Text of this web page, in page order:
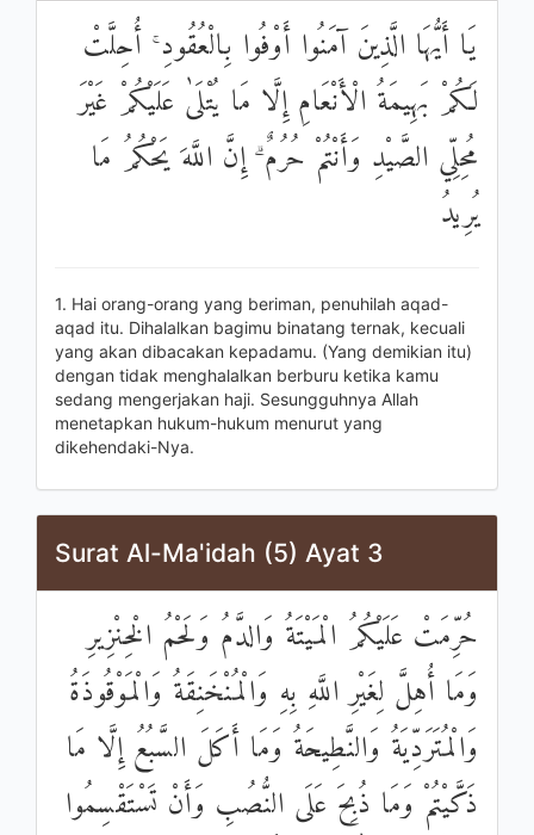
يَا أَيُّهَا الَّذِينَ آمَنُوا أَوْفُوا بِالْعُقُودِ ۚ أُحِلَّتْ
لَكُمْ بَهِيمَةُ الْأَنْعَامِ إِلَّا مَا يُتْلَىٰ عَلَيْكُمْ غَيْرَ
مُحِلِّي الصَّيْدِ وَأَنْتُمْ حُرُمٌ ۗ إِنَّ اللَّهَ يَحْكُمُ مَا
يُرِيدُ
1. Hai orang-orang yang beriman, penuhilah aqad-
aqad itu. Dihalalkan bagimu binatang ternak, kecuali
yang akan dibacakan kepadamu. (Yang demikian itu)
dengan tidak menghalalkan berburu ketika kamu
sedang mengerjakan haji. Sesungguhnya Allah
menetapkan hukum-hukum menurut yang
dikehendaki-Nya.
Surat Al-Ma'idah (5) Ayat 3
حُرِّمَتْ عَلَيْكُمُ الْمَيْتَةُ وَالدَّمُ وَلَحْمُ الْخِنْزِيرِ
وَمَا أُهِلَّ لِغَيْرِ اللَّهِ بِهِ وَالْمُنْخَنِقَةُ وَالْمَوْقُوذَةُ
وَالْمُتَرَدِّيَةُ وَالنَّطِيحَةُ وَمَا أَكَلَ السَّبُعُ إِلَّا مَا
ذَكَّيْتُمْ وَمَا ذُبِحَ عَلَى النُّصُبِ وَأَنْ تَسْتَقْسِمُوا